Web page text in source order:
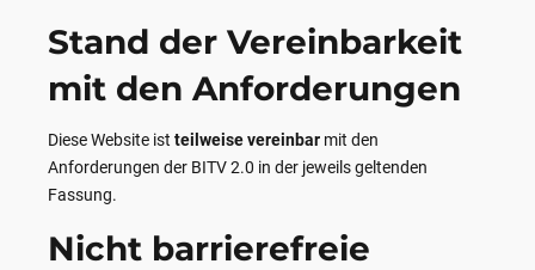
Stand der Vereinbarkeit
mit den Anforderungen
Diese Website ist teilweise vereinbar mit den
Anforderungen der BITV 2.0 in der jeweils geltenden
Fassung.
Nicht barrierefreie